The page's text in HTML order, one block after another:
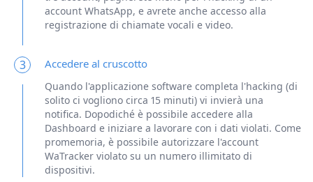
account WhatsApp, e avrete anche accesso alla
registrazione di chiamate vocali e video.
3 Accedere al cruscotto
Quando l'applicazione software completa l'hacking (di
solito ci vogliono circa 15 minuti) vi invierà una
notifica. Dopodiché è possibile accedere alla
Dashboard e iniziare a lavorare con i dati violati. Come
promemoria, è possibile autorizzare l'account
WaTracker violato su un numero illimitato di
dispositivi.